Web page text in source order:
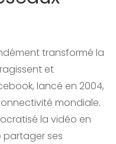
transformé la
et
lancé en 2004,
mondiale.
la vidéo en
ses